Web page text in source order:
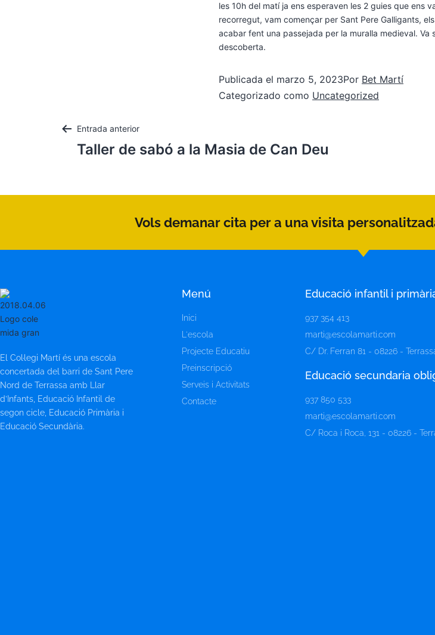
les 10h del matí ja ens esperaven les 2 guies que ens
recorregut, vam començar per Sant Pere Galligants,
acabar fent una passejada per la muralla medieval. Va
descoberta.
Publicada el marzo 5, 2023Por Bet Martí
Categorizado como Uncategorized
Entrada anterior
Taller de sabó a la Masia de Can Deu
Vols demanar cita per a una visita
El Col·legi Martí és una escola
concertada del barri de Sant Pere
Nord de Terrassa amb Llar
d’Infants, Educació Infantil de
segon cicle, Educació Primària i
Educació Secundària.
Menú
Inici
L'escola
Projecte Educatiu
Preinscripció
Serveis i Activitats
Contacte
Educació infantil i
937 354 413
marti@escolamarti.com
C/ Dr. Ferran 81 - 08226 -
Educació secundaria
937 850 533
marti@escolamarti.com
C/ Roca i Roca, 131 - 08226 -